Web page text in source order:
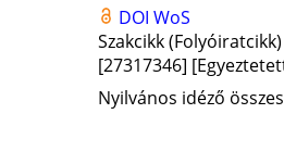
DOI WoS
Szakcikk
[27317346]
Nyilvános idéző